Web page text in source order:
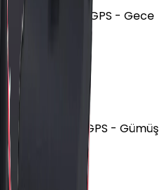
- 40mm - GPS - Gece
- 49mm - GPS - Gümüş